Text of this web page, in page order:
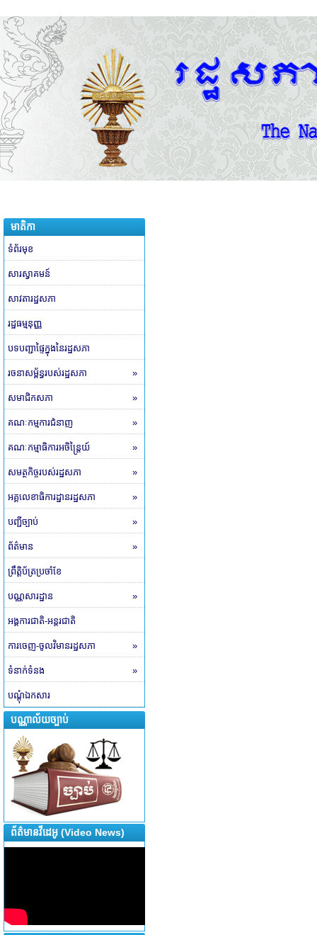
មាតិកា
ទំព័រមុខ
សារស្វាគមន៍
សាវតារដ្ឋសភា
រដ្ឋធម្មនុញ្ញ
បទបញ្ជាផ្ទៃក្នុងនៃរដ្ឋសភា
រចនាសម្ព័ន្ធរបស់រដ្ឋសភា »
សមាជិកសភា »
គណៈកម្មការជំនាញ »
គណៈកម្មាធិការអចិន្ត្រៃយ៍ »
សមត្ថកិច្ចរបស់រដ្ឋសភា »
អគ្គលេខាធិការដ្ឋានរដ្ឋសភា »
បញ្ជីច្បាប់ »
ព័ត៌មាន »
ព្រឹត្តិប័ត្រប្រចាំខែ
បណ្ណសារដ្ឋាន »
អង្គការជាតិ-អន្តរជាតិ
ការចេញ-ចូលវិមានរដ្ឋសភា »
ទំនាក់ទំនង »
បណ្តុំឯកសារ
បណ្ណាល័យច្បាប់
ព័ត៌មានវីដេអូ (Video News)